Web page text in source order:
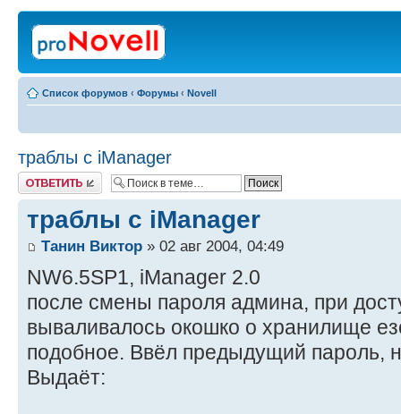
Список форумов ‹ Форумы ‹ Novell
траблы с iManager
Ответить
траблы с iManager
Танин Виктор » 02 авг 2004, 04:49
NW6.5SP1, iManager 2.0
после смены пароля админа, при
вываливалось окошко о хранилище
подобное. Ввёл предыдущий пароль,
Выдаёт: